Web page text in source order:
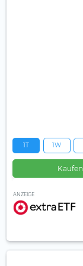
1T 1W
Kaufen
ANZEIGE